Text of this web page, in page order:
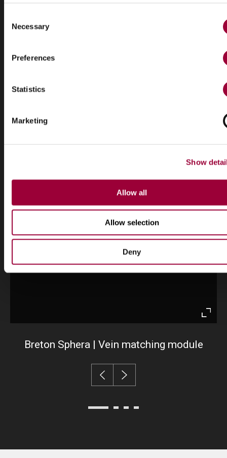
Selection
Necessary
Preferences
Statistics
Marketing
Show
Allow all
Allow selection
Deny
Breton Sphera | Vein matching module